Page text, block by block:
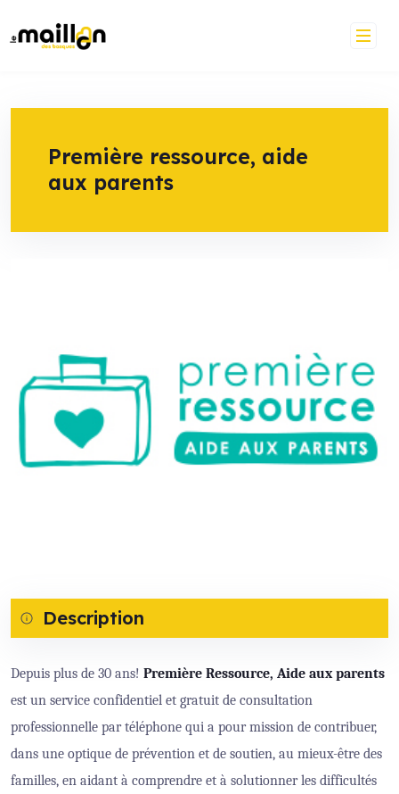
to
Première ressource, aide
aux parents
Description
Depuis plus de 30 ans! Première Ressource, Aide aux parents
est un service confidentiel et gratuit de consultation
professionnelle par téléphone qui a pour mission de contribuer,
dans une optique de prévention et de soutien, au mieux-être des
familles, en aidant à comprendre et à solutionner les difficultés